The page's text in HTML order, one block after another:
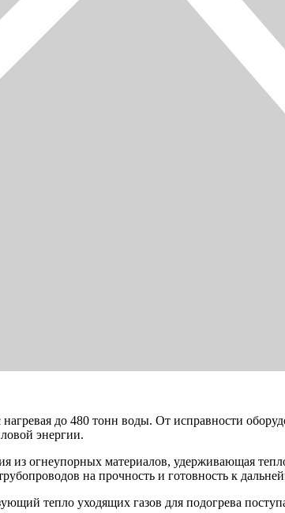
до 480 тонн воды. От исправности
энергии.
из огнеупорных материалов, удерживающая
на прочность и готовность к
тепло уходящих газов для подогрева